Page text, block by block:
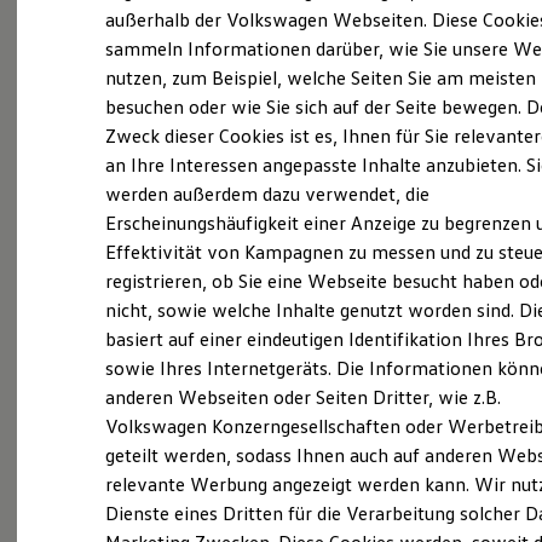
Elektrofahrzeugkonzepte
Reichweite
Reichweite der ID. Modelle
Reichweite im Winter
Laden
Laden unterwegs
Laden Zuhause
Ladezeitensimulator
Batterie
Sicherheit
Garantie und Lebensdauer
Nachhaltigkeit
Technologie
Kosten und Kauf
Verbrauchskosten
Kaufoptionen
E-Auto-Förderung
Software und Konnektivität
Die ID. Software 6
ID. Software Versionen und Updates
Digitale Extras
Schnittstellen zu Ihrem ID.
(Impressum & Rechtliches)
Probefahrt vereinbaren
Fahrzeugangebot anfordern
Servicetermin buchen
außerhalb der Volkswagen Webseiten. Diese
sammeln Informationen darüber, wie Sie unsere
nutzen, zum Beispiel, welche Seiten Sie am meisten
besuchen oder wie Sie sich auf der Seite bewegen.
Zweck dieser Cookies ist es, Ihnen für Sie
an Ihre Interessen angepasste Inhalte anzubieten.
werden außerdem dazu verwendet, die
Erscheinungshäufigkeit einer Anzeige zu begrenzen
Effektivität von Kampagnen zu messen und zu
registrieren, ob Sie eine Webseite besucht haben
nicht, sowie welche Inhalte genutzt worden sind.
basiert auf einer eindeutigen Identifikation Ihres
sowie Ihres Internetgeräts. Die Informationen
anderen Webseiten oder Seiten Dritter, wie z.B.
Volkswagen Konzerngesellschaften oder
geteilt werden, sodass Ihnen auch auf anderen
relevante Werbung angezeigt werden kann. Wir
Dienste eines Dritten für die Verarbeitung solcher